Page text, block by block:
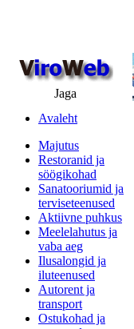
Jaga
Avaleht
Majutus
Restoranid ja
söögikohad
Sanatooriumid ja
terviseteenused
Aktiivne puhkus
Meelelahutus ja
vaba aeg
Ilusalongid ja
iluteenused
Autorent ja
transport
Ostukohad ja